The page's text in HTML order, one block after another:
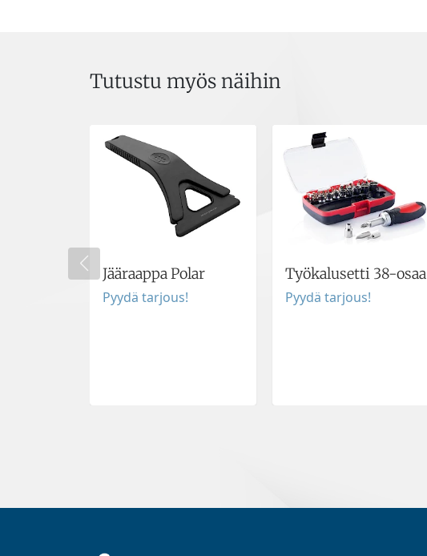
Tutustu myös näihin
Jääraappa Polar
Pyydä tarjous!
Työkalusetti 38-osaa
Pyydä tarjous!